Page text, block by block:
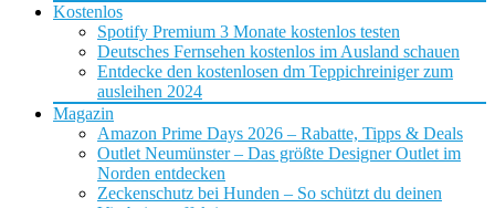
Kostenlos
Spotify Premium 3 Monate kostenlos testen
Deutsches Fernsehen kostenlos im Ausland schauen
Entdecke den kostenlosen dm Teppichreiniger zum
ausleihen 2024
Magazin
Amazon Prime Days 2026 – Rabatte, Tipps & Deals
Outlet Neumünster – Das größte Designer Outlet im
Norden entdecken
Zeckenschutz bei Hunden – So schützt du deinen